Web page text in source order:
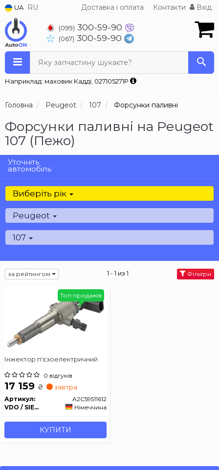
UA RU Доставка і оплата Контакти Вхід
(099) 300-59-90
(067) 300-59-90
Яку запчастину шукаєте?
Наприклад: маховик Кадді, 027105271P
Головна Peugeot 107 Форсунки паливні
Форсунки паливні на Peugeot
107 (Пежо)
Уточніть
автомобіль:
Виберіть рік
Peugeot
107
за рейтингом 1 - 1 из 1 Фільтри
Інжектор п'єзоелектричний
0 відгуків
17 159 ₴ завтра
Артикул:
A2C59511612
VDO / SIEMENS
Німеччина
КУПИТИ
Топ продажів